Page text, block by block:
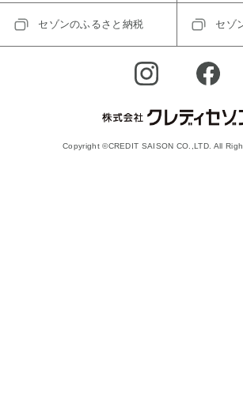
セゾンのふるさと納税 セゾ
Copyright ©CREDIT SAISON CO.,LTD. All